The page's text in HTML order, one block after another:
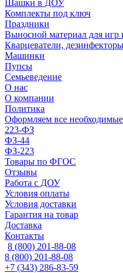
Шашки в ДОУ
Комплекты под ключ
Праздники
Выносной материал для игр
Кварцеватели,
Машинки
Пупсы
Семьеведение
О нас
О компании
Политика
Оформляем все
223-ФЗ
ФЗ-44
ФЗ-223
Товары по ФГОС
Отзывы
Работа с ДОУ
Условия оплаты
Условия доставки
Гарантия на товар
Доставка
Контакты
8 (800) 201-88-08
8 (800) 201-88-08
+7 (343) 286-83-59